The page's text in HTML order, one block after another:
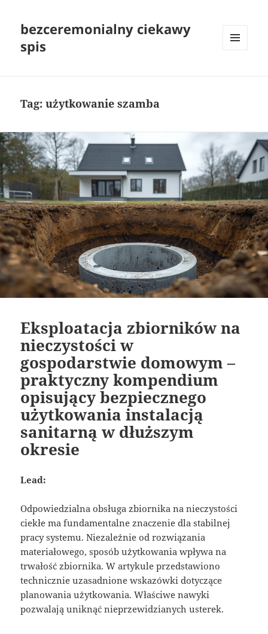
bezceremonialny ciekawy
spis
Tag:użytkowanie szamba
Eksploatacja zbiorników na
nieczystości w
gospodarstwie domowym –
praktyczny kompendium
opisujący bezpiecznego
użytkowania instalacją
sanitarną w dłuższym
okresie
Lead:
Odpowiedzialna obsługa zbiornika na nieczystości
ciekłe ma fundamentalne znaczenie dla stabilnej
pracy systemu. Niezależnie od rozwiązania
materiałowego, sposób użytkowania wpływa na
trwałość zbiornika. W artykule przedstawiono
technicznie uzasadnione wskazówki dotyczące
planowania użytkowania. Właściwe nawyki
pozwalają uniknąć nieprzewidzianych usterek.